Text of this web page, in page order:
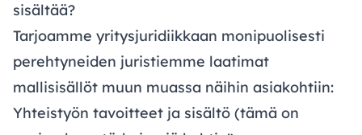
sisältää?
Tarjoamme yritysjuridiikkaan monipuolisesti
perehtyneiden juristiemme laatimat
mallisisällöt muun muassa näihin asiakohtiin:
Yhteistyön tavoitteet ja sisältö (tämä on